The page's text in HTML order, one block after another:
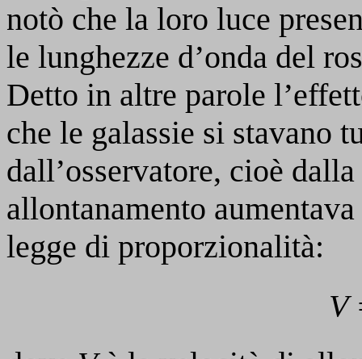
notò che la loro luce
le lunghezze d’onda del
Detto in altre parole
che le galassie si stavano
dall’osservatore, cioè
allontanamento
legge di proporzionalità:
V